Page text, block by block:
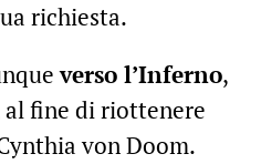
richiesta.
verso l’Inferno,
fine di riottenere
von Doom.